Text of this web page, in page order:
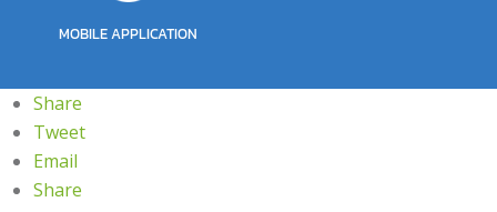
MOBILE APPLICATION
Share
Tweet
Email
Share